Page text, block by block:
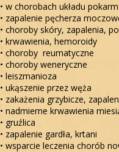
• w chorobach układu
• zapalenie pęcherza
• choroby skóry, zapalenia,
• krwawienia, hemoroidy
• choroby reumatyczne
• choroby weneryczne
• leiszmanioza
• ukąszenie przez węża
• zakażenia grzybicze,
• nadmierne krwawienia
• gruźlica
• zapalenie gardła, krtani
• wsparcie leczenia chorób